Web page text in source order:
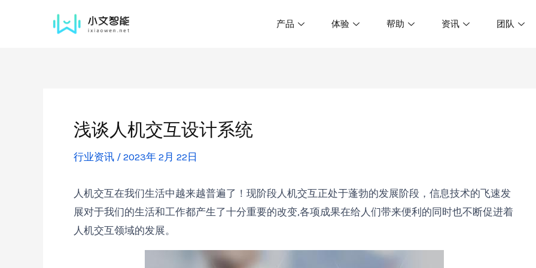
产品 体验 帮助 资讯 团队
浅谈人机交互设计系统
行业资讯 / 2023年 2月 22日
人机交互在我们生活中越来越普遍了！现阶段人机交互正处于蓬勃的发展阶段，信息技术的飞速发
展对于我们的生活和工作都产生了十分重要的改变,各项成果在给人们带来便利的同时也不断促进着
人机交互领域的发展。